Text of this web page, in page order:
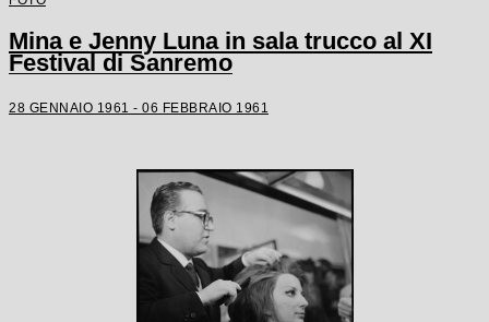
Mina e Jenny Luna in sala trucco al XI
Festival di Sanremo
28 GENNAIO 1961 - 06 FEBBRAIO 1961